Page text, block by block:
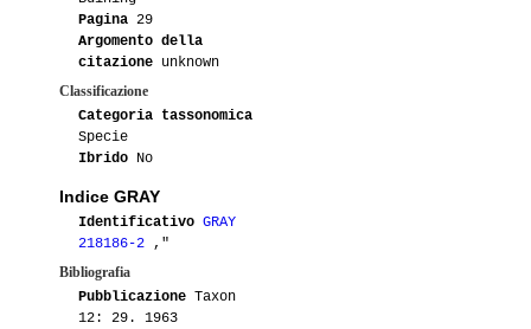
Pagina 29
Argomento della
citazione unknown
Classificazione
Categoria tassonomica
Specie
Ibrido No
Indice GRAY
Identificativo GRAY
218186-2 ,"
Bibliografia
Pubblicazione Taxon
12: 29. 1963